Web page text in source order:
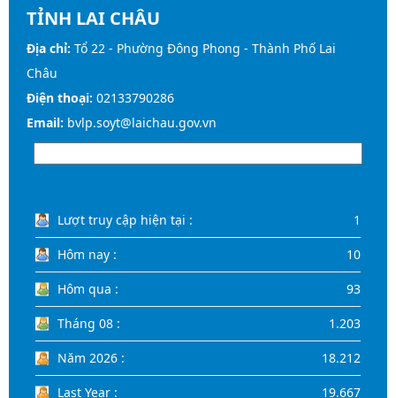
TỈNH LAI CHÂU
Địa chỉ: Tổ 22 - Phường Đông Phong - Thành Phố Lai
Châu
Điện thoại: 02133790286
Email: bvlp.soyt@laichau.gov.vn
Lượt truy cập hiện tại : 1
Hôm nay : 10
Hôm qua : 93
Tháng 08 : 1.203
Năm 2026 : 18.212
Last Year : 19.667